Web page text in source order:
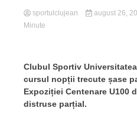
sportulclujean august 26,
Minute
Clubul Sportiv
cursul nopții trecute șase
Expoziției Centenare U100
distruse parțial.